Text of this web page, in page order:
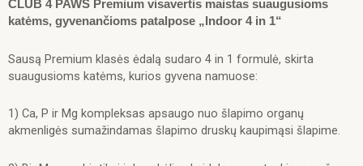
PAWS
maistas
suaugusioms
gyvenančioms
patalpose
CLUB 4 PAWS Premium visavertis maistas suaugusioms
katėms, gyvenančioms patalpose „Indoor 4 in 1“
Sausą Premium klasės ėdalą sudaro 4 in 1 formulė, skirta
suaugusioms katėms, kurios gyvena namuose:
1) Ca, P ir Mg kompleksas apsaugo nuo šlapimo organų
akmenligės sumažindamas šlapimo druskų kaupimąsi šlapime.